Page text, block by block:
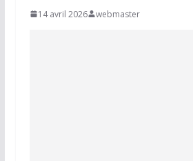
14 avril 2026 webmaster